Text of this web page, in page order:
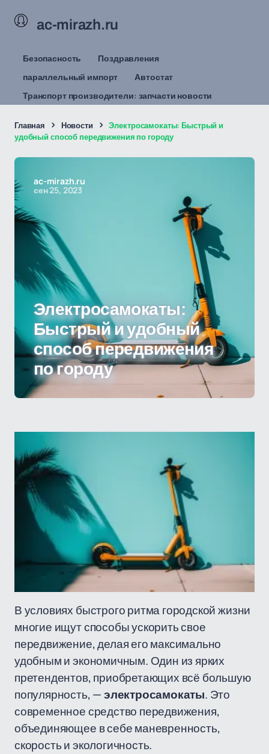
ac-mirazh.ru
Безопасность
Поздравления
параллельный импорт
Автостат
Транспорт производители: запчасти новости
Главная Новости
Электросамокаты: Быстрый и
удобный способ передвижения по городу
ac-mirazh.ru
сен 25, 2023
Электросамокаты:
Быстрый и удобный
способ передвижения
по городу
В условиях быстрого ритма городской жизни
многие ищут способы ускорить свое
передвижение, делая его максимально
удобным и экономичным. Один из ярких
претендентов, приобретающих всё большую
популярность, —электросамокаты. Это
современное средство передвижения,
объединяющее в себе маневренность,
скорость и экологичность.